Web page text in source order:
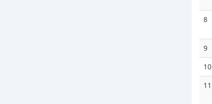
8
9
10
11